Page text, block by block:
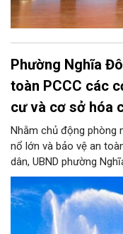
Phường Nghĩa
toàn PCCC các
cư và cơ sở hóa
Nhằm chủ động phòng
nổ lớn và bảo vệ an
dân, UBND phường
276/KH-UBND. Theo
phường Nghĩa Đô sẽ ra
với 100% cơ sở năng
thể, nhà đa năng/hỗn